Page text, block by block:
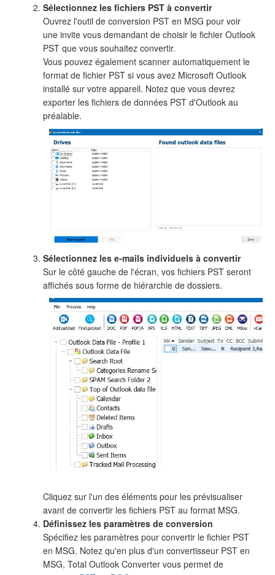
Sélectionnez les fichiers PST à convertir
Ouvrez l'outil de conversion PST en MSG pour voir
une invite vous demandant de choisir le fichier Outlook
PST que vous souhaitez convertir.
Vous pouvez également scanner automatiquement le
format de fichier PST si vous avez Microsoft Outlook
installé sur votre appareil. Notez que vous devrez
exporter les fichiers de données PST d'Outlook au
préalable.
Sélectionnez les e-mails individuels à convertir
Sur le côté gauche de l'écran, vos fichiers PST seront
affichés sous forme de hiérarchie de dossiers.
Cliquez sur l'un des éléments pour les prévisualiser
avant de convertir les fichiers PST au format MSG.
Définissez les paramètres de conversion
Spécifiez les paramètres pour convertir le fichier PST
en MSG. Notez qu'en plus d'un convertisseur PST en
MSG, Total Outlook Converter vous permet de